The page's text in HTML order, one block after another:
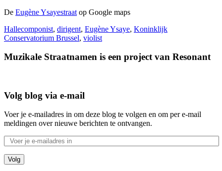
De Eugène Ysayestraat op Google maps
Hallecomponist, dirigent, Eugène Ysaye, Koninklijk
Conservatorium Brussel, violist
Muzikale Straatnamen is een project van Resonant
Volg blog via e-mail
Voer je e-mailadres in om deze blog te volgen en om per e-mail
meldingen over nieuwe berichten te ontvangen.
Volg